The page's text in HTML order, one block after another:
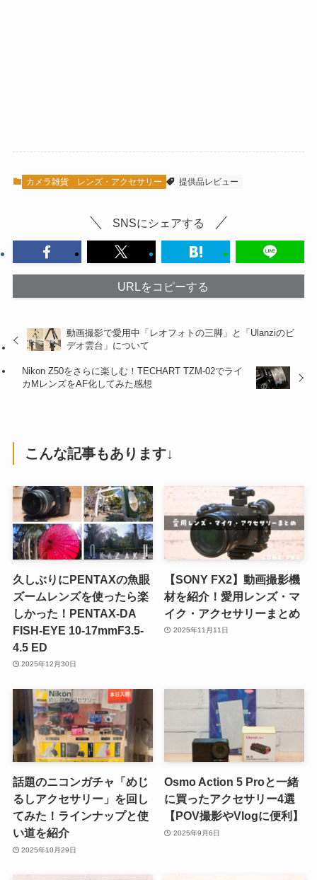
カメラ雑貨 レンズ・アクセサリー 提供品レビュー
SNSにシェアする
URLをコピーする
動画撮影で愛用中「レオフォトの三脚」と「Ulanziのビ
デオ雲台」について
Nikon Z50をさらに楽しむ！TECHART TZM-02でライ
カMレンズをAF化してみた感想
こんな記事もあります↓
久しぶりにPENTAXの魚眼
ズームレンズを使ったら楽
しかった！PENTAX-DA
FISH-EYE 10-17mmF3.5-
4.5 ED
2025年12月30日
【SONY FX2】動画撮影機
材を紹介！愛用レンズ・マ
イク・アクセサリーまとめ
2025年11月11日
話題のニコンガチャ「めじ
るしアクセサリー」を回し
てみた！ラインナップと使
い道を紹介
2025年10月29日
Osmo Action 5 Proと一緒
に買ったアクセサリー4選
【POV撮影やVlogに便利】
2025年9月6日